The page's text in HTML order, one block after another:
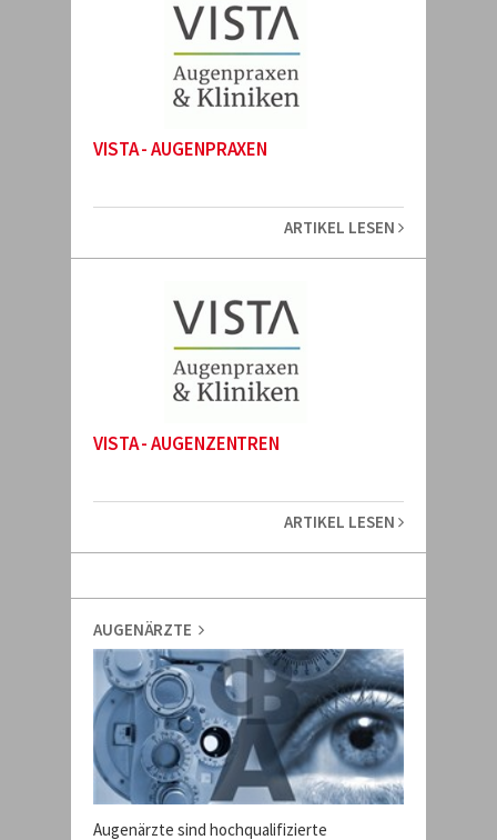
VISTA - AUGENPRAXEN
ARTIKEL LESEN
VISTA - AUGENZENTREN
ARTIKEL LESEN
AUGENÄRZTE
Augenärzte sind hochqualifizierte